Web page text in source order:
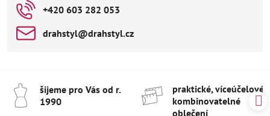
+420 603 282 053
drahstyl​@drahstyl​.cz
šijeme pro Vás od r​.
1990
praktické, víceúčelové
kombinovatelné
oblečení